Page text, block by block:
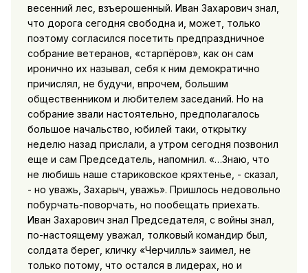
весенний лес, взъерошенный. Иван Захарович знал,
что дорога сегодня свободна и, может, только
поэтому согласился посетить предпраздничное
собрание ветеранов, «старпёров», как он сам
иронично их называл, себя к ним демократично
причислял, не будучи, впрочем, большим
общественником и любителем заседаний. Но на
собрание звали настоятельно, предполагалось
большое начальство, юбилей таки, открытку
неделю назад прислали, а утром сегодня позвонил
еще и сам Председатель, напомнил. «…Знаю, что
не любишь наше стариковское кряхтенье, - сказал,
- но уважь, Захарыч, уважь». Пришлось недовольно
побурчать-поворчать, но пообещать приехать.
Иван Захарович знал Председателя, с войны знал,
по-настоящему уважал, толковый командир был,
солдата берег, кличку «Черчилль» заимел, не
только потому, что остался в лидерах, но и